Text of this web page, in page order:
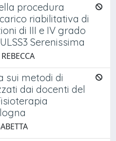
procedura
riabilitativa di
di III e IV grado
Serenissima
sui metodi di
dai docenti del